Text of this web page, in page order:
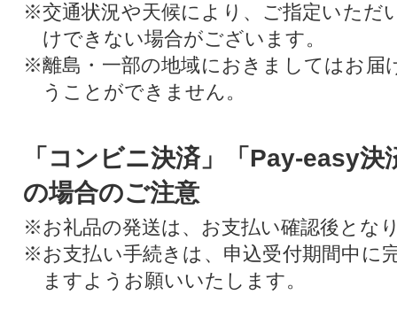
※交通状況や天候により、ご指定いただ
けできない場合がございます。
※離島・一部の地域におきましてはお届
うことができません。
「コンビニ決済」「Pay-easy決
の場合のご注意
※お礼品の発送は、お支払い確認後とな
※お支払い手続きは、申込受付期間中に
ますようお願いいたします。